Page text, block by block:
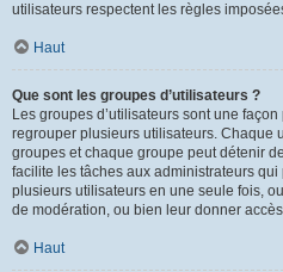
utilisateurs respectent les règles
Haut
Que sont les groupes d’utilisateurs ?
Les groupes d’utilisateurs sont une
regrouper plusieurs utilisateurs. Chaque
groupes et chaque groupe peut détenir
facilite les tâches aux administrateurs
plusieurs utilisateurs en une seule fois,
de modération, ou bien leur donner
Haut